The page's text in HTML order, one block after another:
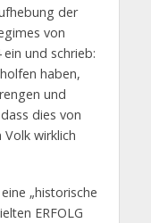
der
von
und schrieb:
haben,
und
dies von
Volk wirklich
„historische
ERFOLG